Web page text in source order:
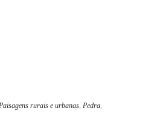
rurais e urbanas, Pedra,